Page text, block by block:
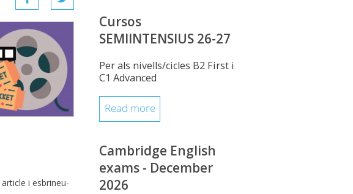
Cursos
SEMIINTENSIUS 26-27
Per als nivells/cicles B2 First i
C1 Advanced
Read more
Cambridge English
exams - December
2026
i esbrineu-